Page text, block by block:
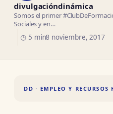
divulgacióndinámica
Somos el primer
Sociales y en…
◷ 5 min8 noviembre, 2017
DD · EMPLEO Y RECURSOS